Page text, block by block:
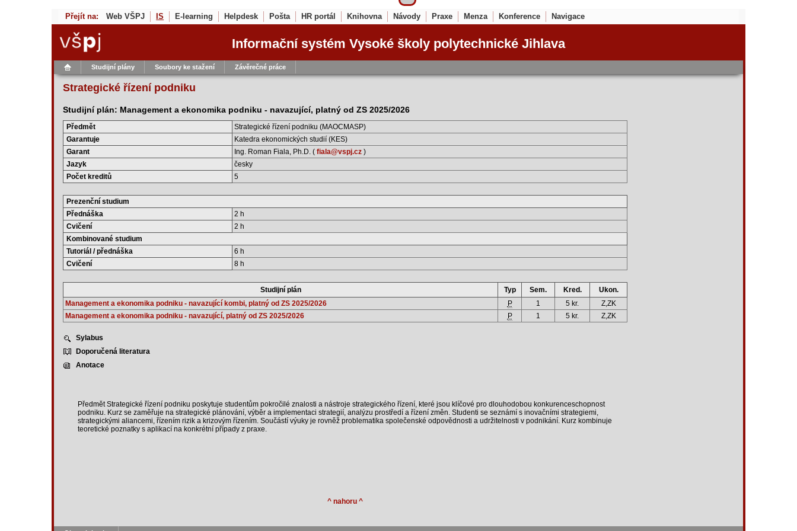
Přejít na: Web VŠPJ IS E-learning Helpdesk Pošta HR portál Knihovna Návody Praxe Menza Konference Navigace
Informační systém Vysoké školy polytechnické Jihlava
Studijní plány Soubory ke stažení Závěrečné práce
Strategické řízení podniku
Studijní plán: Management a ekonomika podniku - navazující, platný od ZS 2025/2026
Předmět
Strategické řízení podniku (MAOCMASP)
Garantuje
Katedra ekonomických studií (KES)
Garant
Ing. Roman Fiala, Ph.D. ( fiala@vspj.cz )
Jazyk
česky
Počet kreditů
5
Prezenční studium
Přednáška
2 h
Cvičení
2 h
Kombinované studium
Tutoriál / přednáška
6 h
Cvičení
8 h
Studijní plán Typ Sem. Kred.
Ukon.
Management a ekonomika podniku - navazující kombi, platný od ZS 2025/2026
P 1 5 kr.
Z,ZK
Management a ekonomika podniku - navazující, platný od ZS 2025/2026
P 1 5 kr. Z,ZK
Sylabus
Doporučená literatura
Anotace
Předmět Strategické řízení podniku poskytuje studentům pokročilé znalosti a nástroje strategického řízení, které jsou klíčové pro dlouhodobou konkurenceschopnost
podniku. Kurz se zaměřuje na strategické plánování, výběr a implementaci strategií, analýzu prostředí a řízení změn. Studenti se seznámí s inovačními strategiemi,
strategickými aliancemi, řízením rizik a krizovým řízením. Součástí výuky je rovněž problematika společenské odpovědnosti a udržitelnosti v podnikání. Kurz kombinuje
teoretické poznatky s aplikací na konkrétní případy z praxe.
^ nahoru ^